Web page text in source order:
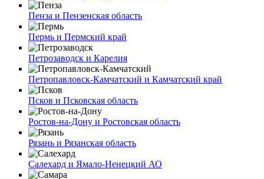
Пенза и Пензенская область
Пермь и Пермский край
Петрозаводск и Карелия
Петропавловск-Камчатский и Камчатский край
Псков и Псковская область
Ростов-на-Дону и Ростовская область
Рязань и Рязанская область
Салехард и Ямало-Ненецкий АО